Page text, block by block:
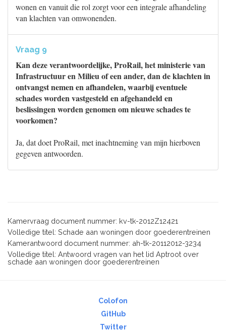
wonen en vanuit die rol zorgt voor een integrale afhandeling
van klachten van omwonenden.
Vraag 9
Kan deze verantwoordelijke, ProRail, het ministerie van
Infrastructuur en Milieu of een ander, dan de klachten in
ontvangst nemen en afhandelen, waarbij eventuele
schades worden vastgesteld en afgehandeld en
beslissingen worden genomen om nieuwe schades te
voorkomen?
Ja, dat doet ProRail, met inachtneming van mijn hierboven
gegeven antwoorden.
Kamervraag document nummer: kv-tk-2012Z12421
Volledige titel: Schade aan woningen door goederentreinen
Kamerantwoord document nummer: ah-tk-20112012-3234
Volledige titel: Antwoord vragen van het lid Aptroot over
schade aan woningen door goederentreinen
Colofon
GitHub
Twitter